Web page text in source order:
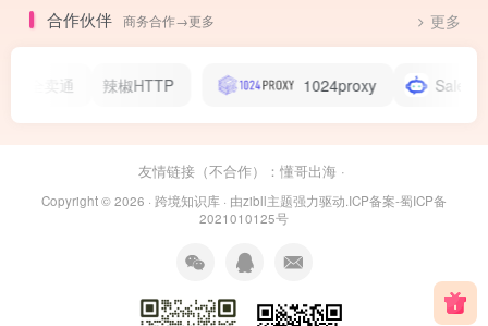
合作伙伴 商务合作→更多 更多
辣椒HTTP 1024proxy
友情链接（不合作）： 懂哥出海 ·
Copyright © 2026 · 跨境知识库 · 由zibll主题强力驱动.ICP备案-蜀ICP备
2021010125号